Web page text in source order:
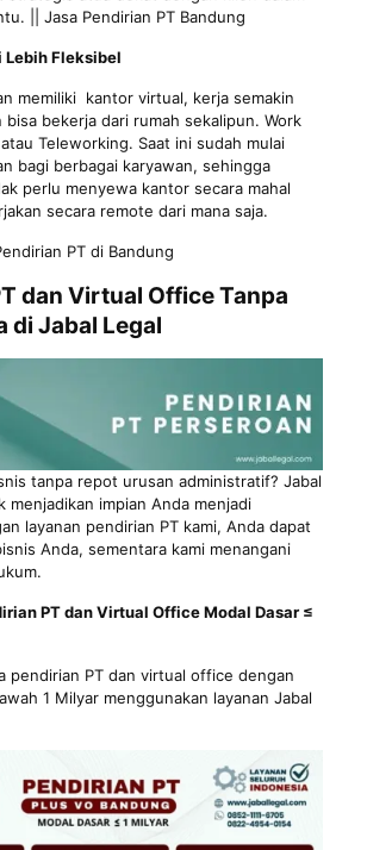
|| Jasa Pendirian PT Bandung
Lebih Fleksibel
memiliki kantor virtual, kerja semakin
bekerja dari rumah sekalipun. Work
Teleworking. Saat ini sudah mulai
bagi berbagai karyawan, sehingga
perlu menyewa kantor secara mahal
secara remote dari mana saja.
PT di Bandung
dan Virtual Office Tanpa
di Jabal Legal
tanpa repot urusan administratif? Jabal
menjadikan impian Anda menjadi
layanan pendirian PT kami, Anda dapat
Anda, sementara kami menangani
PT dan Virtual Office Modal Dasar ≤
pendirian PT dan virtual office dengan
1 Milyar menggunakan layanan Jabal